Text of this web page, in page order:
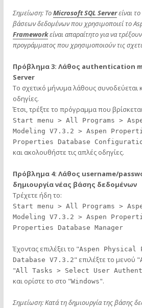
Σημείωση: ΤοMicrosoft SQL Serverείναι
βάσεων δεδομένων που χρησιμοποιεί το
Frameworkείναι απαραίτητο για να
προγράμματος που χρησιμοποιούν τις
Πρόβλημα 3: Λάθος authentication
Server
Το σχετικό μήνυμα λάθους συνοδεύεται
οδηγίες.
Έτσι, τρέξτε το πρόγραμμα που
Start menu > All Programs >
Modeling V7.3.2 > Aspen
Properties Database
και ακολουθήστε τις απλές οδηγίες.
Πρόβλημα 4: Λάθος username/
δημιουργία νέας βάσης δεδομένων
Τρέχετε ήδη το:
Start menu > All Programs >
Modeling V7.3.2 > Aspen
Properties Database Manager
Έχοντας επιλέξει το "Aspen Physical
Database V7.3.2" επιλέξτε το μενού "
"All Tasks > Select User
και ορίστε το στο "Windows".
Σημείωση: Κατά τη δημιουργία της βάσης